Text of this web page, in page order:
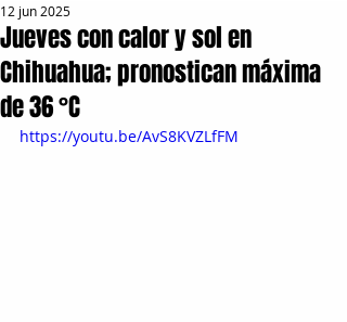
Jueves con calor y sol en
Chihuahua; pronostican máxima
de 36 °C
12 jun 2025
https://youtu.be/AvS8KVZLfFM